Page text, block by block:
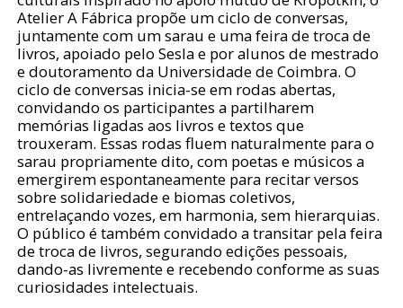
Atelier A Fábrica propõe um ciclo de conversas,
juntamente com um sarau e uma feira de troca de
livros, apoiado pelo Sesla e por alunos de mestrado
e doutoramento da Universidade de Coimbra. O
ciclo de conversas inicia-se em rodas abertas,
convidando os participantes a partilharem
memórias ligadas aos livros e textos que
trouxeram. Essas rodas fluem naturalmente para o
sarau propriamente dito, com poetas e músicos a
emergirem espontaneamente para recitar versos
sobre solidariedade e biomas coletivos,
entrelaçando vozes, em harmonia, sem hierarquias.
O público é também convidado a transitar pela feira
de troca de livros, segurando edições pessoais,
dando-as livremente e recebendo conforme as suas
curiosidades intelectuais.